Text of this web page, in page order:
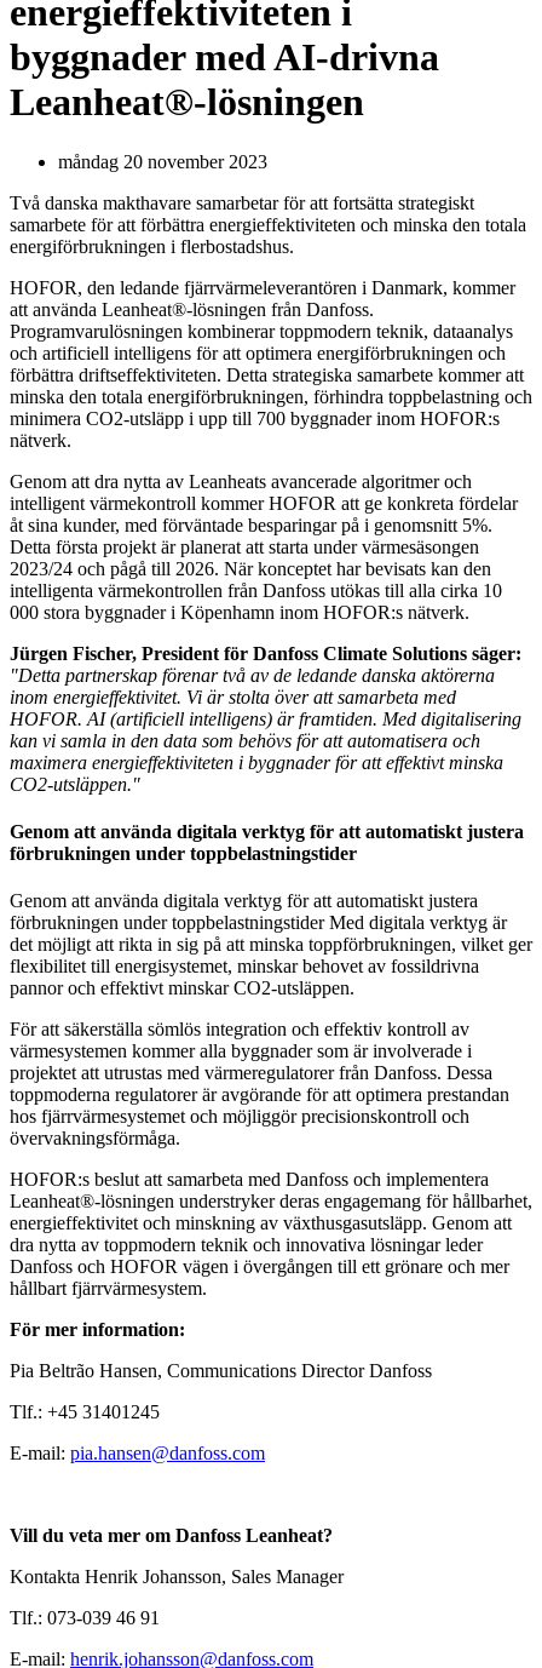
energieffektiviteten i
byggnader med AI-drivna
Leanheat®-lösningen
måndag 20 november 2023
Två danska makthavare samarbetar för att fortsätta strategiskt
samarbete för att förbättra energieffektiviteten och minska den totala
energiförbrukningen i flerbostadshus.
HOFOR, den ledande fjärrvärmeleverantören i Danmark, kommer
att använda Leanheat®-lösningen från Danfoss.
Programvarulösningen kombinerar toppmodern teknik, dataanalys
och artificiell intelligens för att optimera energiförbrukningen och
förbättra driftseffektiviteten. Detta strategiska samarbete kommer att
minska den totala energiförbrukningen, förhindra toppbelastning och
minimera CO2-utsläpp i upp till 700 byggnader inom HOFOR:s
nätverk.
Genom att dra nytta av Leanheats avancerade algoritmer och
intelligent värmekontroll kommer HOFOR att ge konkreta fördelar
åt sina kunder, med förväntade besparingar på i genomsnitt 5%.
Detta första projekt är planerat att starta under värmesäsongen
2023/24 och pågå till 2026. När konceptet har bevisats kan den
intelligenta värmekontrollen från Danfoss utökas till alla cirka 10
000 stora byggnader i Köpenhamn inom HOFOR:s nätverk.
Jürgen Fischer, President för Danfoss Climate Solutions säger:
"Detta partnerskap förenar två av de ledande danska aktörerna
inom energieffektivitet. Vi är stolta över att samarbeta med
HOFOR. AI (artificiell intelligens) är framtiden. Med digitalisering
kan vi samla in den data som behövs för att automatisera och
maximera energieffektiviteten i byggnader för att effektivt minska
CO2-utsläppen."
Genom att använda digitala verktyg för att automatiskt justera
förbrukningen under toppbelastningstider
Genom att använda digitala verktyg för att automatiskt justera
förbrukningen under toppbelastningstider Med digitala verktyg är
det möjligt att rikta in sig på att minska toppförbrukningen, vilket ger
flexibilitet till energisystemet, minskar behovet av fossildrivna
pannor och effektivt minskar CO2-utsläppen.
För att säkerställa sömlös integration och effektiv kontroll av
värmesystemen kommer alla byggnader som är involverade i
projektet att utrustas med värmeregulatorer från Danfoss. Dessa
toppmoderna regulatorer är avgörande för att optimera prestandan
hos fjärrvärmesystemet och möjliggör precisionskontroll och
övervakningsförmåga.
HOFOR:s beslut att samarbeta med Danfoss och implementera
Leanheat®-lösningen understryker deras engagemang för hållbarhet,
energieffektivitet och minskning av växthusgasutsläpp. Genom att
dra nytta av toppmodern teknik och innovativa lösningar leder
Danfoss och HOFOR vägen i övergången till ett grönare och mer
hållbart fjärrvärmesystem.
För mer information:
Pia Beltrão Hansen, Communications Director Danfoss
Tlf.: +45 31401245
E-mail: pia.hansen@danfoss.com
Vill du veta mer om Danfoss Leanheat?
Kontakta Henrik Johansson, Sales Manager
Tlf.: 073-039 46 91
E-mail: henrik.johansson@danfoss.com